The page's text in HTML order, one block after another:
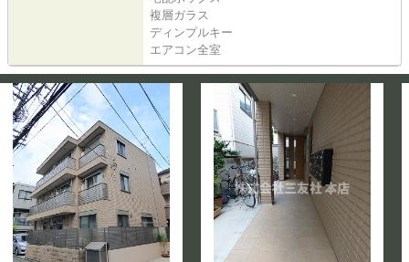
複層ガラス
ディンプルキー
エアコン全室